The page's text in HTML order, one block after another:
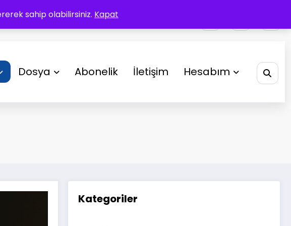
sahip olabilirsiniz. Kapat
Dosya Abonelik İletişim Hesabım
Kategoriler